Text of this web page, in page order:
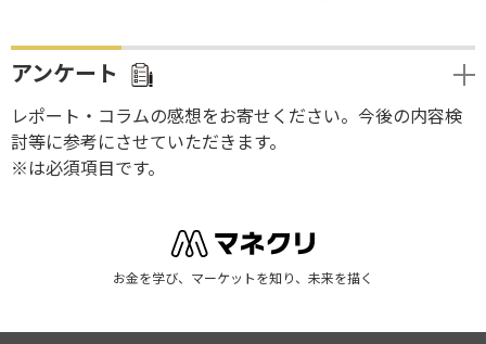
アンケート
レポート・コラムの感想をお寄せください。今後の内容検
討等に参考にさせていただきます。
※は必須項目です。
お金を学び、マーケットを知り、未来を描く